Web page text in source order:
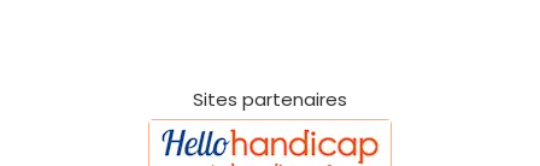
Sites partenaires